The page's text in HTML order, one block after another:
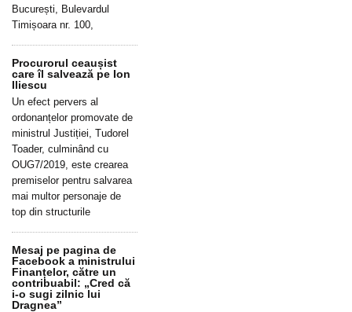
București, Bulevardul
Timișoara nr. 100,
Procurorul ceaușist
care îl salvează pe Ion
Iliescu
Un efect pervers al
ordonanțelor promovate de
ministrul Justiției, Tudorel
Toader, culminând cu
OUG7/2019, este crearea
premiselor pentru salvarea
mai multor personaje de
top din structurile
Mesaj pe pagina de
Facebook a ministrului
Finanțelor, către un
contribuabil: „Cred că
i-o sugi zilnic lui
Dragnea”